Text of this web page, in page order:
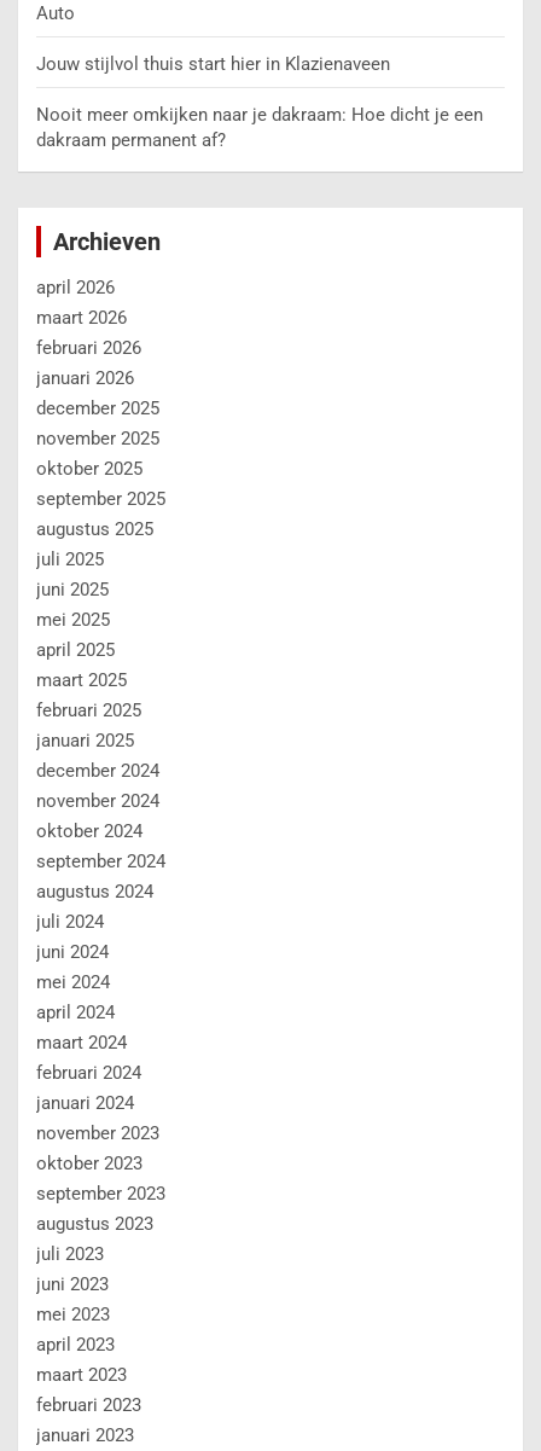
Auto
Jouw stijlvol thuis start hier in Klazienaveen
Nooit meer omkijken naar je dakraam: Hoe dicht je een
dakraam permanent af?
Archieven
april 2026
maart 2026
februari 2026
januari 2026
december 2025
november 2025
oktober 2025
september 2025
augustus 2025
juli 2025
juni 2025
mei 2025
april 2025
maart 2025
februari 2025
januari 2025
december 2024
november 2024
oktober 2024
september 2024
augustus 2024
juli 2024
juni 2024
mei 2024
april 2024
maart 2024
februari 2024
januari 2024
november 2023
oktober 2023
september 2023
augustus 2023
juli 2023
juni 2023
mei 2023
april 2023
maart 2023
februari 2023
januari 2023